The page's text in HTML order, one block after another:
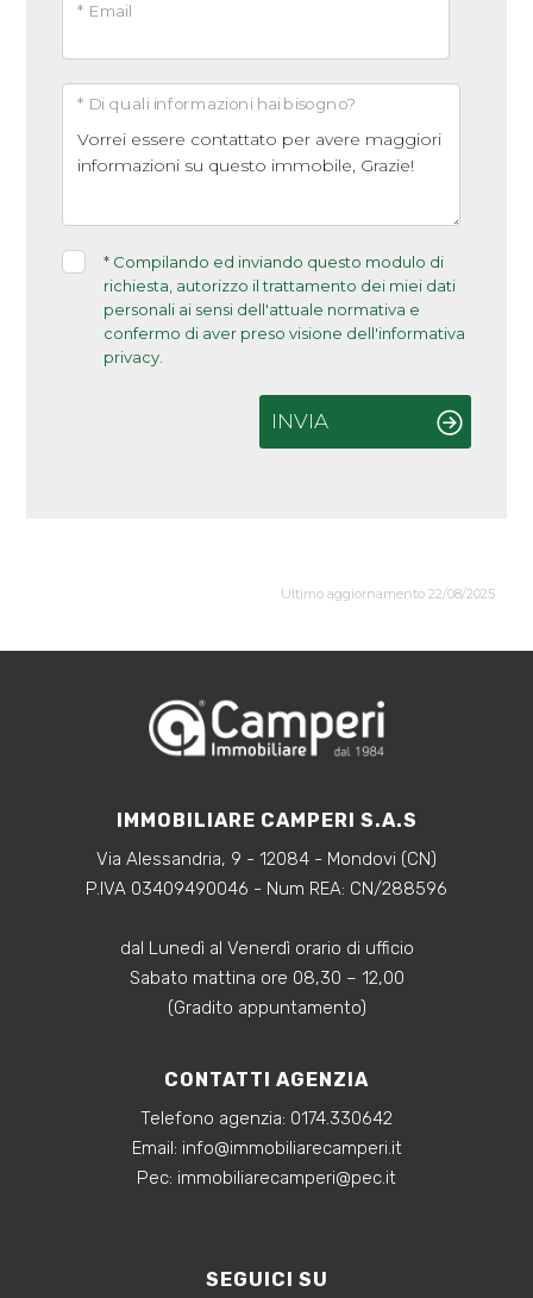
* Email
* Di quali informazioni hai bisogno?
* Compilando ed inviando questo modulo di
richiesta, autorizzo il trattamento dei miei dati
personali ai sensi dell'attuale normativa e
confermo di aver preso visione dell'informativa
privacy.
INVIA
Ultimo aggiornamento 22/08/2025
IMMOBILIARE CAMPERI S.A.S
Via Alessandria, 9 - 12084 - Mondovi (CN)
P.IVA 03409490046 - Num REA: CN/288596
dal Lunedì al Venerdì orario di ufficio
Sabato mattina ore 08,30 – 12,00
(Gradito appuntamento)
CONTATTI AGENZIA
Telefono agenzia: 0174.330642
‍Email: info@immobiliarecamperi.it
‍Pec: immobiliarecamperi@pec.it
SEGUICI SU